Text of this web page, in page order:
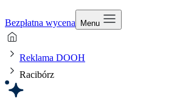
Bezpłatna wycena Menu
Reklama DOOH
Racibórz